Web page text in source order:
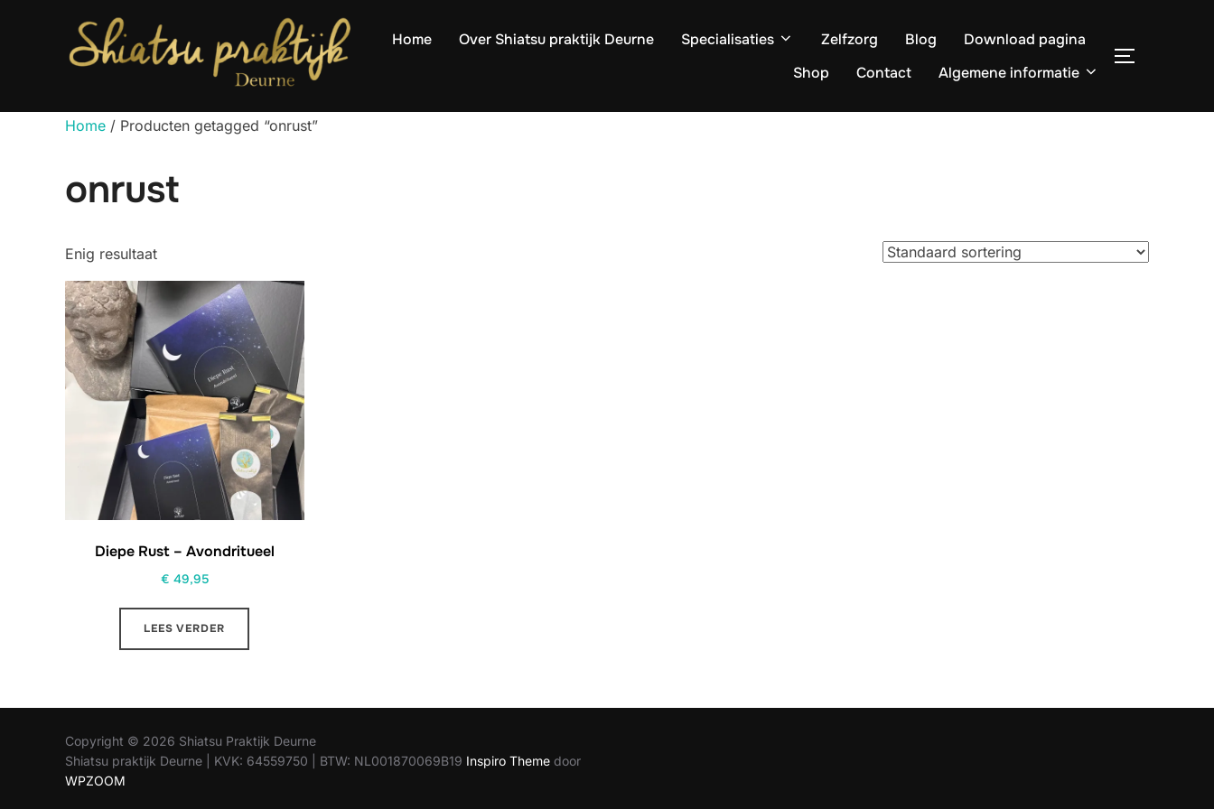
Home Over Shiatsu praktijk Deurne Specialisaties Zelfzorg Blog
Download pagina
Shop
Contact Algemene informatie
TOGGLE
Home / Producten getagged “onrust”
onrust
Enig resultaat
Diepe Rust – Avondritueel
€ 49,95
LEES VERDER
Copyright © 2026 Shiatsu Praktijk Deurne
Shiatsu praktijk Deurne | KVK: 64559750 | BTW: NL001870069B19 Inspiro Theme door
WPZOOM